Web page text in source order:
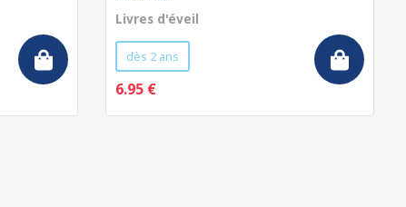
Livres d'éveil
dès 2 ans
6.95 €